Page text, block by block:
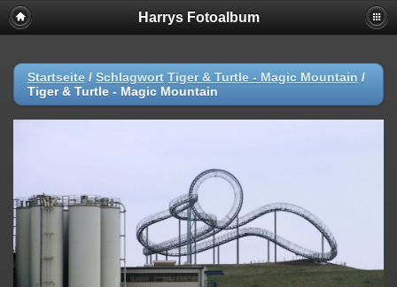
Harrys Fotoalbum
Startseite / Schlagwort Tiger & Turtle - Magic Mountain /
Tiger & Turtle - Magic Mountain